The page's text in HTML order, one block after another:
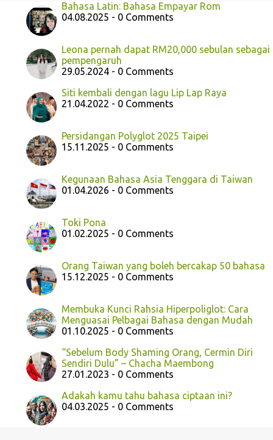
Bahasa Latin: Bahasa Empayar Rom
04.08.2025 - 0 Comments
Leona pernah dapat RM20,000 sebulan sebagai
pempengaruh
29.05.2024 - 0 Comments
Siti kembali dengan lagu Lip Lap Raya
21.04.2022 - 0 Comments
Persidangan Polyglot 2025 Taipei
15.11.2025 - 0 Comments
Kegunaan Bahasa Asia Tenggara di Taiwan
01.04.2026 - 0 Comments
Toki Pona
01.02.2025 - 0 Comments
Orang Taiwan yang boleh bercakap 50 bahasa
15.12.2025 - 0 Comments
Membuka Kunci Rahsia Hiperpoliglot: Cara
Menguasai Pelbagai Bahasa dengan Mudah
01.10.2025 - 0 Comments
“Sebelum Body Shaming Orang, Cermin Diri
Sendiri Dulu” – Chacha Maembong
27.01.2023 - 0 Comments
Adakah kamu tahu bahasa ciptaan ini?
04.03.2025 - 0 Comments